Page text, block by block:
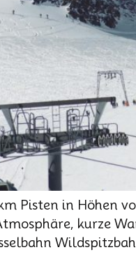
Pisten in Höhen
kurze